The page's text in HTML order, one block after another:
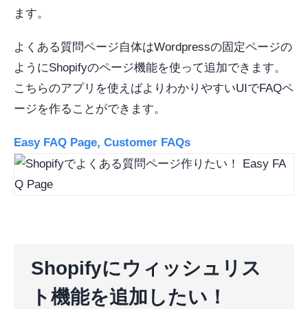
ます。
よくある質問ページ自体はWordpressの固定ページの
ようにShopifyのページ機能を使って追加できます。
こちらのアプリを使えばよりわかりやすいUIでFAQペ
ージを作ることができます。
Easy FAQ Page, Customer FAQs
Shopifyにウィッシュリス
ト機能を追加したい！